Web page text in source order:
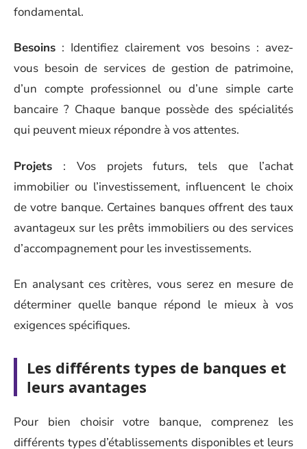
fondamental.
Besoins : Identifiez clairement vos besoins : avez-
vous besoin de services de gestion de patrimoine,
d’un compte professionnel ou d’une simple carte
bancaire ? Chaque banque possède des spécialités
qui peuvent mieux répondre à vos attentes.
Projets : Vos projets futurs, tels que l’achat
immobilier ou l’investissement, influencent le choix
de votre banque. Certaines banques offrent des taux
avantageux sur les prêts immobiliers ou des services
d’accompagnement pour les investissements.
En analysant ces critères, vous serez en mesure de
déterminer quelle banque répond le mieux à vos
exigences spécifiques.
Les différents types de banques et
leurs avantages
Pour bien choisir votre banque, comprenez les
différents types d’établissements disponibles et leurs